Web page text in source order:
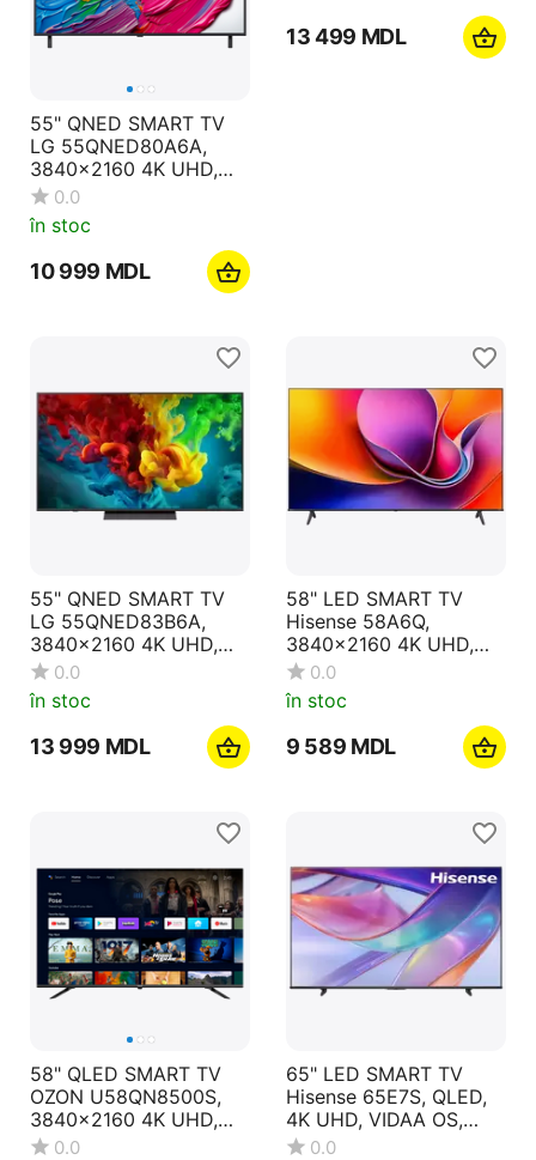
55" QNED SMART TV
LG 55QNED80A6A,
3840x2160 4K UHD,
webOS, Negru
0.0
în stoc
10 999 MDL
55" QNED SMART TV
LG 55QNED83B6A,
3840x2160 4K UHD,
webOS, Negru
0.0
în stoc
13 999 MDL
58" LED SMART TV
Hisense 58A6Q,
3840x2160 4K UHD,
VIDAA U8.5, Negru
0.0
în stoc
9 589 MDL
58" QLED SMART TV
OZON U58QN8500S,
3840x2160 4K UHD,
Google TV, Negru
0.0
65" LED SMART TV
Hisense 65E7S, QLED,
4K UHD, VIDAA OS,
Black
0.0